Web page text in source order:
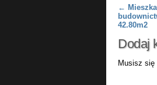
Post
←
42.80m2
Dodaj
Musisz się